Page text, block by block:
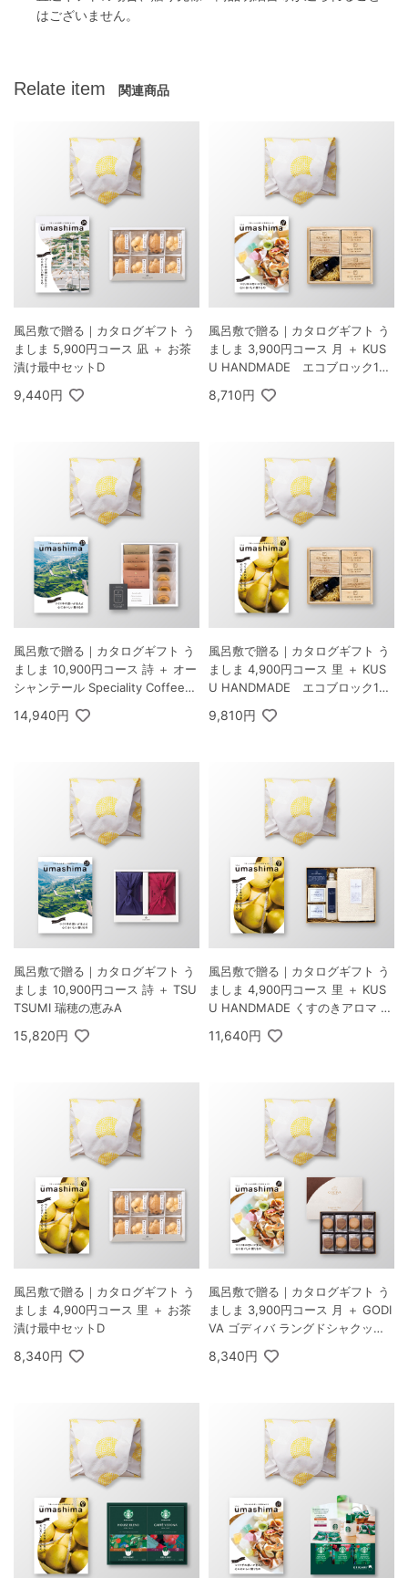
はございません。
Relate item 関連商品
風呂敷で贈る｜カタログギフト う
ましま 5,900円コース 凪 ＋ お茶
漬け最中セットD
9,440円
風呂敷で贈る｜カタログギフト う
ましま 3,900円コース 月 ＋ KUS
U HANDMADE エコブロック18
8,710円
風呂敷で贈る｜カタログギフト う
ましま 10,900円コース 詩 ＋ オー
シャンテール Speciality Coffee＆
14,940円
風呂敷で贈る｜カタログギフト う
ましま 4,900円コース 里 ＋ KUS
U HANDMADE エコブロック18
9,810円
風呂敷で贈る｜カタログギフト う
ましま 10,900円コース 詩 ＋ TSU
TSUMI 瑞穂の恵みA
15,820円
風呂敷で贈る｜カタログギフト う
ましま 4,900円コース 里 ＋ KUS
U HANDMADE くすのきアロマ バ
11,640円
風呂敷で贈る｜カタログギフト う
ましま 4,900円コース 里 ＋ お茶
漬け最中セットD
8,340円
風呂敷で贈る｜カタログギフト う
ましま 3,900円コース 月 ＋ GODI
VA ゴディバ ラングドシャクッキ
8,340円